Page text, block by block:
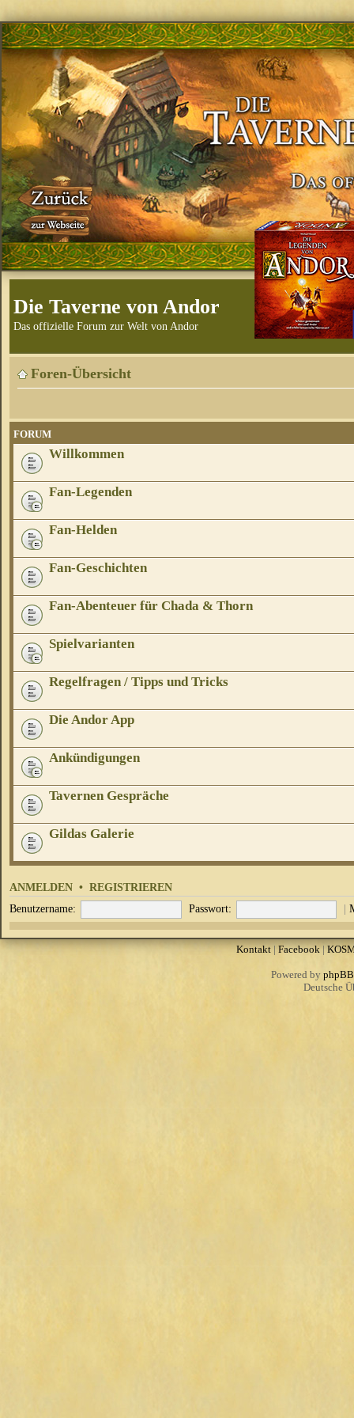
Die Taverne von Andor
Das offizielle Forum zur Welt von Andor
Foren-Übersicht
FORUM
Willkommen
Fan-Legenden
Fan-Helden
Fan-Geschichten
Fan-Abenteuer für Chada & Thorn
Spielvarianten
Regelfragen / Tipps und Tricks
Die Andor App
Ankündigungen
Tavernen Gespräche
Gildas Galerie
ANMELDEN • REGISTRIEREN
Benutzername: Passwort: |
Kontakt| Facebook|
Powered by phpBB
Deutsche